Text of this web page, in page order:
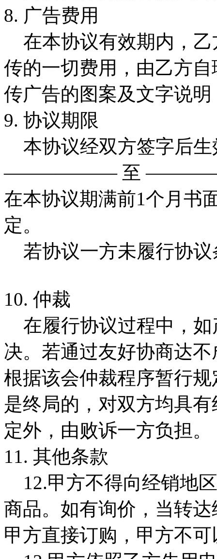
8. 广告费用
在本协议有效期内，乙
传的一切费用，由乙方
传广告的图案及文字说
9. 协议期限
本协议经双方签字后
—————— 至 ————若
在本协议期满前1个月书
定。
若协议一方未履行协议
10. 仲裁
在履行协议过程中，如
决。若通过友好协商达
根据该会仲裁程序暂行
是终局的，对双方均具
定外，由败诉一方负担
11. 其他条款
12.甲方不得向经销地
商品。如有询价，当转
甲方直接订购，甲方不